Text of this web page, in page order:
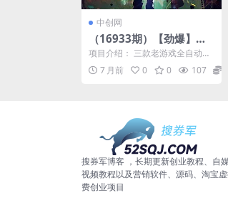
中创网
（16933期）【劲爆】稳
定两年的游戏自动挖金项
目，日入千元，永不失业
的副业！
项目介绍： 三款老游戏全自动挖
金项目，每天轻松日入1000+ 项
目长期稳定，全自...
7 月前 0 0 107
搜券军博客 ，长期更新创业教程、自
视频教程以及营销软件、源码、淘宝
费创业项目